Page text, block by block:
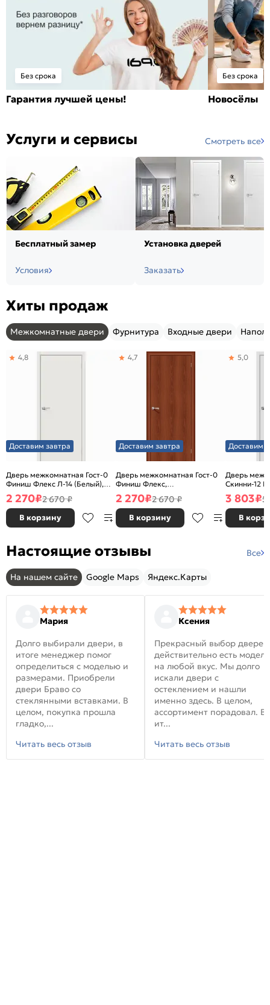
Без срока
Гарантия лучшей цены!
Без срока
Новосёлы
Услуги и сервисы Смотреть все
Бесплатный замер
Условия
Установка дверей
Заказать
Хиты продаж
Межкомнатные двери Фурнитура Входные двери
Доставим завтра
Дверь межкомнатная Гост-0
Финиш Флекс Л-14 (Белый),
глухая, каркасно-щитовая
4,8
2 270₽2 670 ₽
В корзину
Доставим завтра
Дверь межкомнатная Гост-0
Финиш Флекс,
Ламинированные Л-11
(ИталОрех), глухая, каркасно-
щитовая
4,7
2 270₽2 670 ₽
В корзину
Доставим
Дверь
Скинни-12
глухая,
5,0
3 803₽5
В
Настоящие отзывы Все
На нашем сайте Google Maps Яндекс.Карты
Мария
Долго выбирали двери, в
итоге менеджер помог
определиться с моделью и
размерами. Приобрели
двери Браво со
стеклянными вставками. В
целом, покупка прошла
гладко,...
Читать весь отзыв
Ксения
Прекрасный выбор
действительно есть модели
на любой вкус. Мы долго
искали двери с
остеклением и нашли
именно здесь. В целом,
ассортимент порадовал. В
ит...
Читать весь отзыв